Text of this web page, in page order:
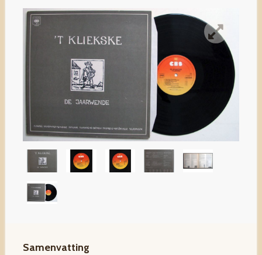
Samenvatting